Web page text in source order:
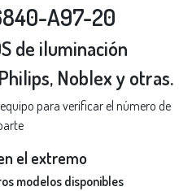
A97-20
de iluminación
Noblex y otras.
para verificar el número de
el extremo
modelos disponibles